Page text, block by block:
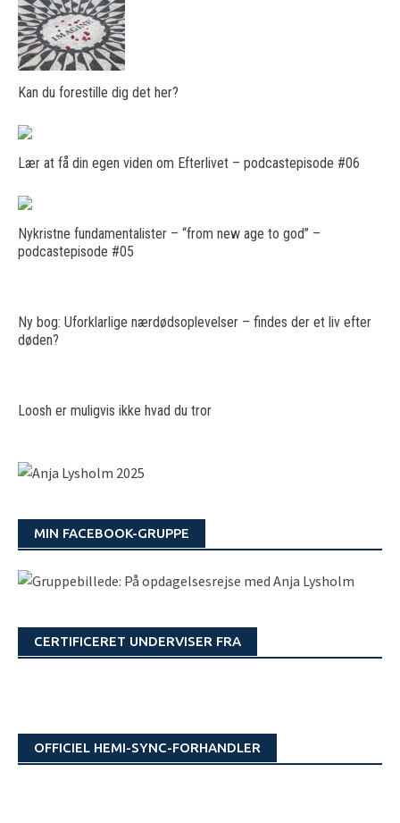
Kan du forestille dig det her?
Lær at få din egen viden om Efterlivet – podcastepisode #06
Nykristne fundamentalister – “from new age to god” –
podcastepisode #05
Ny bog: Uforklarlige nærdødsoplevelser – findes der et liv efter
døden?
Loosh er muligvis ikke hvad du tror
MIN FACEBOOK-GRUPPE
CERTIFICERET UNDERVISER FRA
OFFICIEL HEMI-SYNC-FORHANDLER